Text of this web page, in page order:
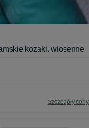
kozaki. wiosenne
Szczegóły ceny